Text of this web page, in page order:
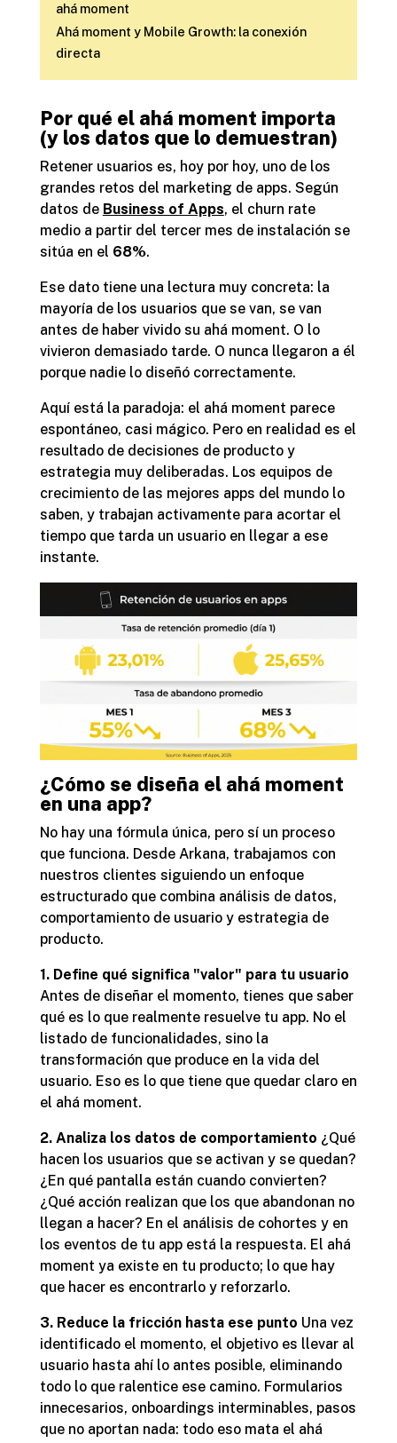
ahá moment
Ahá moment y Mobile Growth: la conexión
directa
Por qué el ahá moment importa
(y los datos que lo demuestran)
Retener usuarios es, hoy por hoy, uno de los
grandes retos del marketing de apps. Según
datos de Business of Apps, el churn rate
medio a partir del tercer mes de instalación se
sitúa en el 68%.
Ese dato tiene una lectura muy concreta: la
mayoría de los usuarios que se van, se van
antes de haber vivido su ahá moment. O lo
vivieron demasiado tarde. O nunca llegaron a él
porque nadie lo diseñó correctamente.
Aquí está la paradoja: el ahá moment parece
espontáneo, casi mágico. Pero en realidad es el
resultado de decisiones de producto y
estrategia muy deliberadas. Los equipos de
crecimiento de las mejores apps del mundo lo
saben, y trabajan activamente para acortar el
tiempo que tarda un usuario en llegar a ese
instante.
¿Cómo se diseña el ahá moment
en una app?
No hay una fórmula única, pero sí un proceso
que funciona. Desde Arkana, trabajamos con
nuestros clientes siguiendo un enfoque
estructurado que combina análisis de datos,
comportamiento de usuario y estrategia de
producto.
1. Define qué significa "valor" para tu usuario
Antes de diseñar el momento, tienes que saber
qué es lo que realmente resuelve tu app. No el
listado de funcionalidades, sino la
transformación que produce en la vida del
usuario. Eso es lo que tiene que quedar claro en
el ahá moment.
2. Analiza los datos de comportamiento ¿Qué
hacen los usuarios que se activan y se quedan?
¿En qué pantalla están cuando convierten?
¿Qué acción realizan que los que abandonan no
llegan a hacer? En el análisis de cohortes y en
los eventos de tu app está la respuesta. El ahá
moment ya existe en tu producto; lo que hay
que hacer es encontrarlo y reforzarlo.
3. Reduce la fricción hasta ese punto Una vez
identificado el momento, el objetivo es llevar al
usuario hasta ahí lo antes posible, eliminando
todo lo que ralentice ese camino. Formularios
innecesarios, onboardings interminables, pasos
que no aportan nada: todo eso mata el ahá